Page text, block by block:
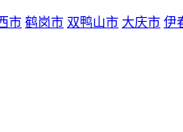
市 鹤岗市 双鸭山市 大庆市 伊